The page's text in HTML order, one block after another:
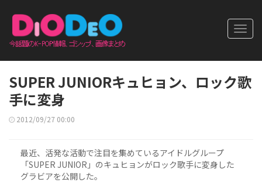
SUPER JUNIORキュヒョン、ロック歌
手に変身
2012/09/27 00:00
最近、活発な活動で注目を集めているアイドルグループ
「SUPER JUNIOR」のキュヒョンがロック歌手に変身した
グラビアを公開した。